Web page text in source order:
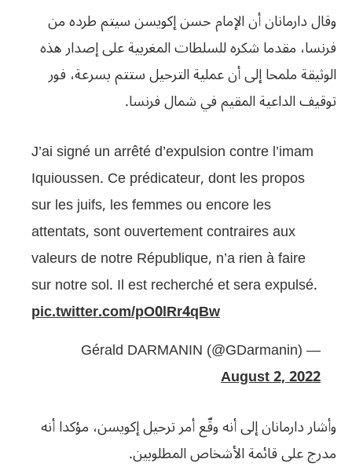
وقال دارمانان أن الإمام حسن إكويسن سيتم طرده من
فرنسا، مقدما شكره للسلطات المغربية على إصدار هذه
الوثيقة ملمحا إلى أن عملية الترحيل ستتم بسرعة، فور
توقيف الداعية المقيم في شمال فرنسا.
J’ai signé un arrêté d’expulsion contre l’imam
Iquioussen. Ce prédicateur, dont les propos
sur les juifs, les femmes ou encore les
attentats, sont ouvertement contraires aux
valeurs de notre République, n’a rien à faire
sur notre sol. Il est recherché et sera expulsé.
pic.twitter.com/pO0lRr4qBw
— Gérald DARMANIN (@GDarmanin)
August 2, 2022
وأشار دارمانان إلى أنه وقّع أمر ترحيل إكويسن، مؤكدا أنه
مدرج على قائمة الأشخاص المطلوبين.